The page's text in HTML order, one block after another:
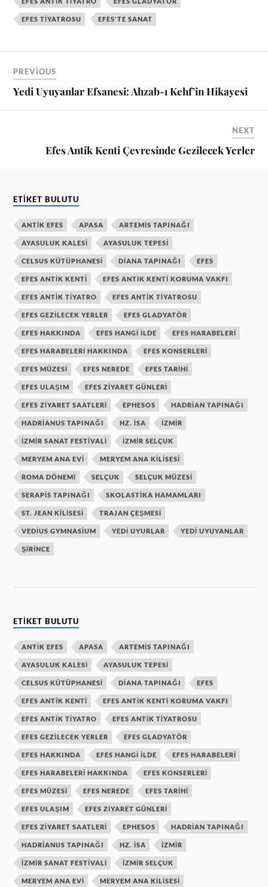
EFES TIYATROSU EFES'TE SANAT
PREVIOUS
Yedi Uyuyanlar Efsanesi: Ahzab-ı Kehf’in Hikayesi
NEXT
Efes Antik Kenti Çevresinde Gezilecek Yerler
ETIKET BULUTU
ANTIK EFES APASA ARTEMIS TAPINAĞI
AYASULUK KALESI AYASULUK TEPESI
CELSUS KÜTÜPHANESI DIANA TAPINAĞI EFES
EFES ANTIK KENTI EFES ANTIK KENTI KORUMA VAKFI
EFES ANTIK TIYATRO EFES ANTIK TIYATROSU
EFES GEZILECEK YERLER EFES GLADYATÖR
EFES HAKKINDA EFES HANGI ILDE EFES HARABELERI
EFES HARABELERI HAKKINDA EFES KONSERLERI
EFES MÜZESI EFES NEREDE EFES TARIHI
EFES ULAŞIM EFES ZIYARET GÜNLERI
EFES ZIYARET SAATLERI EPHESOS HADRIAN TAPINAĞI
HADRIANUS TAPINAĞI HZ. ISA IZMIR
IZMIR SANAT FESTIVALI IZMIR SELÇUK
MERYEM ANA EVI MERYEM ANA KILISESI
ROMA DÖNEMI SELÇUK SELÇUK MÜZESI
SERAPIS TAPINAĞI SKOLASTIKA HAMAMLARI
ST. JEAN KILISESI TRAJAN ÇEŞMESI
VEDIUS GYMNASIUM YEDI UYURLAR YEDI UYUYANLAR
ŞIRINCE
ETIKET BULUTU
ANTIK EFES APASA ARTEMIS TAPINAĞI
AYASULUK KALESI AYASULUK TEPESI
CELSUS KÜTÜPHANESI DIANA TAPINAĞI EFES
EFES ANTIK KENTI EFES ANTIK KENTI KORUMA VAKFI
EFES ANTIK TIYATRO EFES ANTIK TIYATROSU
EFES GEZILECEK YERLER EFES GLADYATÖR
EFES HAKKINDA EFES HANGI ILDE EFES HARABELERI
EFES HARABELERI HAKKINDA EFES KONSERLERI
EFES MÜZESI EFES NEREDE EFES TARIHI
EFES ULAŞIM EFES ZIYARET GÜNLERI
EFES ZIYARET SAATLERI EPHESOS HADRIAN TAPINAĞI
HADRIANUS TAPINAĞI HZ. ISA IZMIR
IZMIR SANAT FESTIVALI IZMIR SELÇUK
MERYEM ANA EVI MERYEM ANA KILISESI